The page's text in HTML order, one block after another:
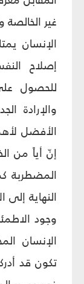
غير
الإنسان
إصلاح
للحصول
والإرادة
الأفضل
إنّ أياً من
المضطربة
النهاية
وجود
الإنسان
تكون قد